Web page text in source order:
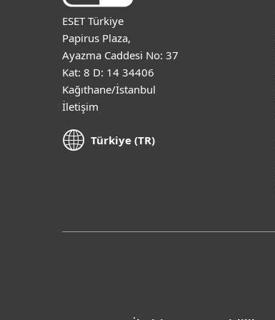
ESET Türkiye
Papirus Plaza,
Ayazma Caddesi No: 37
Kat: 8 D: 14 34406
Kağıthane/İstanbul
İletişim
Türkiye (TR)